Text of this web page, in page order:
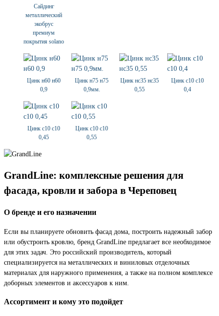
Сайдинг
металлический
экобрус
премиум
покрытия solano
Цинк н60 н60
0,9
Цинк н75 н75
0,9мм.
Цинк нс35 нс35
0,55
Цинк с10 с10
0,4
Цинк с10 с10
0,45
Цинк с10 с10
0,55
GrandLine: комплексные решения для
фасада, кровли и забора в Череповец
О бренде и его назначении
Если вы планируете обновить фасад дома, построить надежный забор
или обустроить кровлю, бренд GrandLine предлагает все необходимое
для этих задач. Это российский производитель, который
специализируется на металлических и виниловых отделочных
материалах для наружного применения, а также на полном комплексе
доборных элементов и аксессуаров к ним.
Ассортимент и кому это подойдет